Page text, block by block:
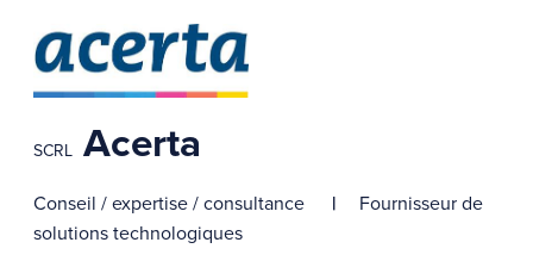
SCRL Acerta
Conseil / expertise / consultance
Fournisseur de
solutions technologiques